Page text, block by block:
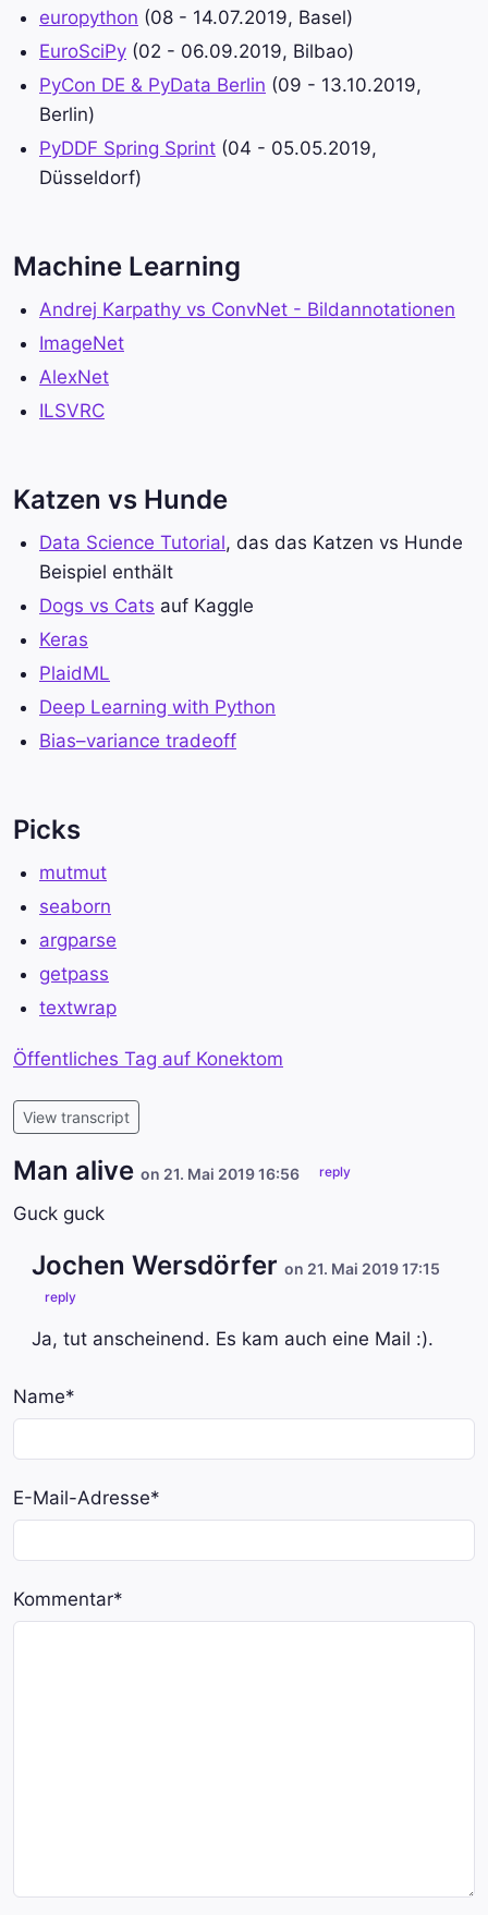
europython (08 - 14.07.2019, Basel)
EuroSciPy (02 - 06.09.2019, Bilbao)
PyCon DE & PyData Berlin (09 - 13.10.2019,
Berlin)
PyDDF Spring Sprint (04 - 05.05.2019,
Düsseldorf)
Machine Learning
Andrej Karpathy vs ConvNet - Bildannotationen
ImageNet
AlexNet
ILSVRC
Katzen vs Hunde
Data Science Tutorial, das das Katzen vs Hunde
Beispiel enthält
Dogs vs Cats auf Kaggle
Keras
PlaidML
Deep Learning with Python
Bias–variance tradeoff
Picks
mutmut
seaborn
argparse
getpass
textwrap
Öffentliches Tag auf Konektom
View transcript
Man alive on 21. Mai 2019 16:56 reply
Guck guck
Jochen Wersdörfer on 21. Mai 2019 17:15
reply
Ja, tut anscheinend. Es kam auch eine Mail :).
Name*
E-Mail-Adresse*
Kommentar*